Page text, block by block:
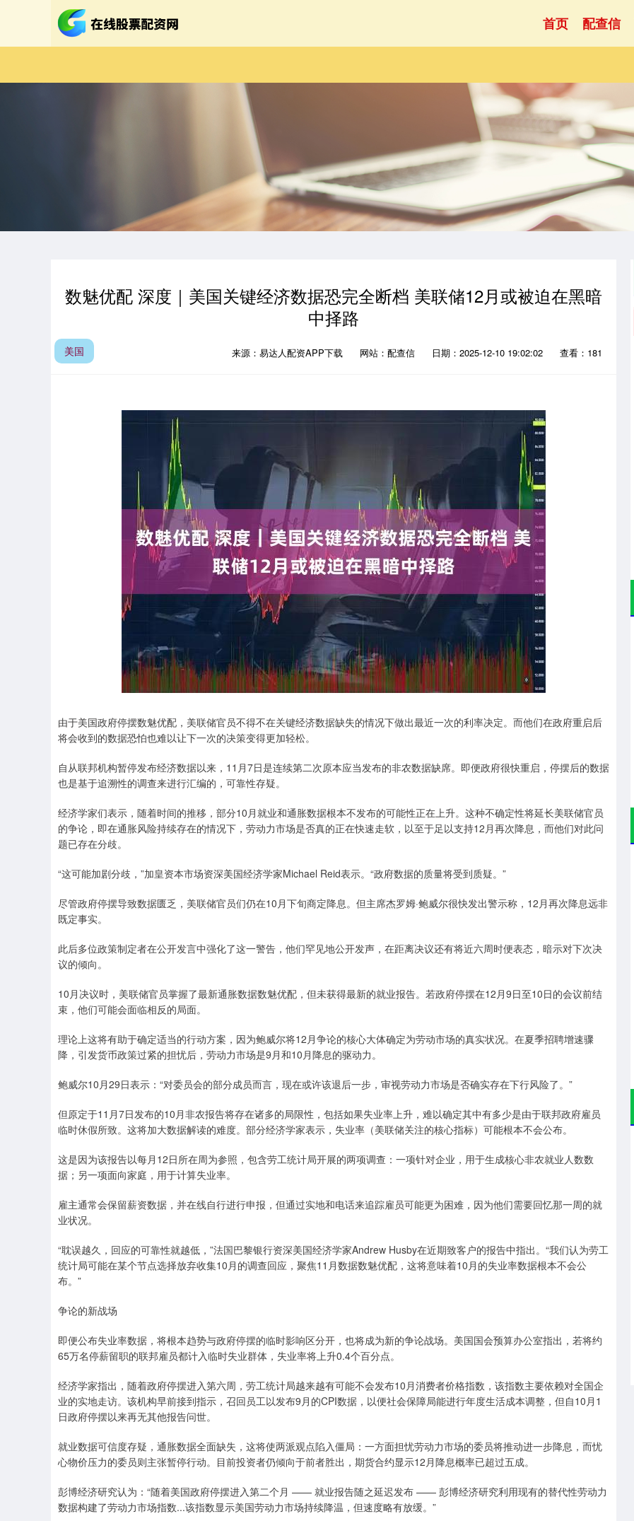
首页 配查信
数魅优配 深度｜美国关键经济数据恐完全断档 美联储12月或被迫在黑暗
中择路
美国 来源：易达人配资APP下载 网站：配查信 日期：2025-12-10 19:02:02 查看：181
由于美国政府停摆数魅优配，美联储官员不得不在关键经济数据缺失的情况下做出最近一次的利率决定。而他们在政府重启后
将会收到的数据恐怕也难以让下一次的决策变得更加轻松。
自从联邦机构暂停发布经济数据以来，11月7日是连续第二次原本应当发布的非农数据缺席。即便政府很快重启，停摆后的数据
也是基于追溯性的调查来进行汇编的，可靠性存疑。
经济学家们表示，随着时间的推移，部分10月就业和通胀数据根本不发布的可能性正在上升。这种不确定性将延长美联储官员
的争论，即在通胀风险持续存在的情况下，劳动力市场是否真的正在快速走软，以至于足以支持12月再次降息，而他们对此问
题已存在分歧。
“这可能加剧分歧，”加皇资本市场资深美国经济学家Michael Reid表示。“政府数据的质量将受到质疑。”
尽管政府停摆导致数据匮乏，美联储官员们仍在10月下旬商定降息。但主席杰罗姆·鲍威尔很快发出警示称，12月再次降息远非
既定事实。
此后多位政策制定者在公开发言中强化了这一警告，他们罕见地公开发声，在距离决议还有将近六周时便表态，暗示对下次决
议的倾向。
10月决议时，美联储官员掌握了最新通胀数据数魅优配，但未获得最新的就业报告。若政府停摆在12月9日至10日的会议前结
束，他们可能会面临相反的局面。
理论上这将有助于确定适当的行动方案，因为鲍威尔将12月争论的核心大体确定为劳动市场的真实状况。在夏季招聘增速骤
降，引发货币政策过紧的担忧后，劳动力市场是9月和10月降息的驱动力。
鲍威尔10月29日表示：“对委员会的部分成员而言，现在或许该退后一步，审视劳动力市场是否确实存在下行风险了。”
但原定于11月7日发布的10月非农报告将存在诸多的局限性，包括如果失业率上升，难以确定其中有多少是由于联邦政府雇员
临时休假所致。这将加大数据解读的难度。部分经济学家表示，失业率（美联储关注的核心指标）可能根本不会公布。
这是因为该报告以每月12日所在周为参照，包含劳工统计局开展的两项调查：一项针对企业，用于生成核心非农就业人数数
据；另一项面向家庭，用于计算失业率。
雇主通常会保留薪资数据，并在线自行进行申报，但通过实地和电话来追踪雇员可能更为困难，因为他们需要回忆那一周的就
业状况。
“耽误越久，回应的可靠性就越低，”法国巴黎银行资深美国经济学家Andrew Husby在近期致客户的报告中指出。“我们认为劳工
统计局可能在某个节点选择放弃收集10月的调查回应，聚焦11月数据数魅优配，这将意味着10月的失业率数据根本不会公
布。”
争论的新战场
即便公布失业率数据，将根本趋势与政府停摆的临时影响区分开，也将成为新的争论战场。美国国会预算办公室指出，若将约
65万名停薪留职的联邦雇员都计入临时失业群体，失业率将上升0.4个百分点。
经济学家指出，随着政府停摆进入第六周，劳工统计局越来越有可能不会发布10月消费者价格指数，该指数主要依赖对全国企
业的实地走访。该机构早前接到指示，召回员工以发布9月的CPI数据，以便社会保障局能进行年度生活成本调整，但自10月1
日政府停摆以来再无其他报告问世。
就业数据可信度存疑，通胀数据全面缺失，这将使两派观点陷入僵局：一方面担忧劳动力市场的委员将推动进一步降息，而忧
心物价压力的委员则主张暂停行动。目前投资者仍倾向于前者胜出，期货合约显示12月降息概率已超过五成。
彭博经济研究认为：“随着美国政府停摆进入第二个月 —— 就业报告随之延迟发布 —— 彭博经济研究利用现有的替代性劳动力
数据构建了劳动力市场指数...该指数显示美国劳动力市场持续降温，但速度略有放缓。”
深证成指 14311.01 1.42% 沪深300 4694.44 43.13